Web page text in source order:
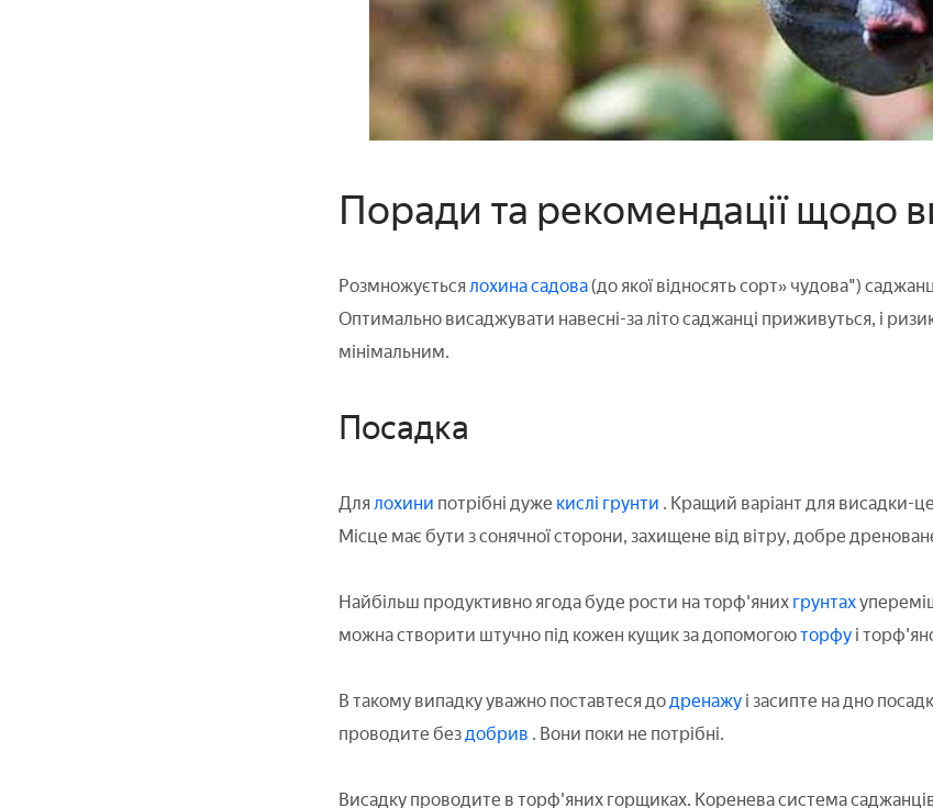
Поради та рекомендації щодо
Розмножуєтьсялохина садова(до якої відносять сорт» чудова")
Оптимально висаджувати навесні-за літо саджанці приживуться, і
мінімальним.
Посадка
Длялохини потрібні дуже кислі грунти . Кращий варіант для висадки-це
Місце має бути з сонячної сторони, захищене від вітру, добре
Найбільш продуктивно ягода буде рости на торф'янихгрунтах
можна створити штучно під кожен кущик за допомогоюторфу і
В такому випадку уважно поставтеся додренажу і засипте на дно
проводите бездобрив . Вони поки не потрібні.
Висадку проводите в торф'яних горщиках. Коренева система